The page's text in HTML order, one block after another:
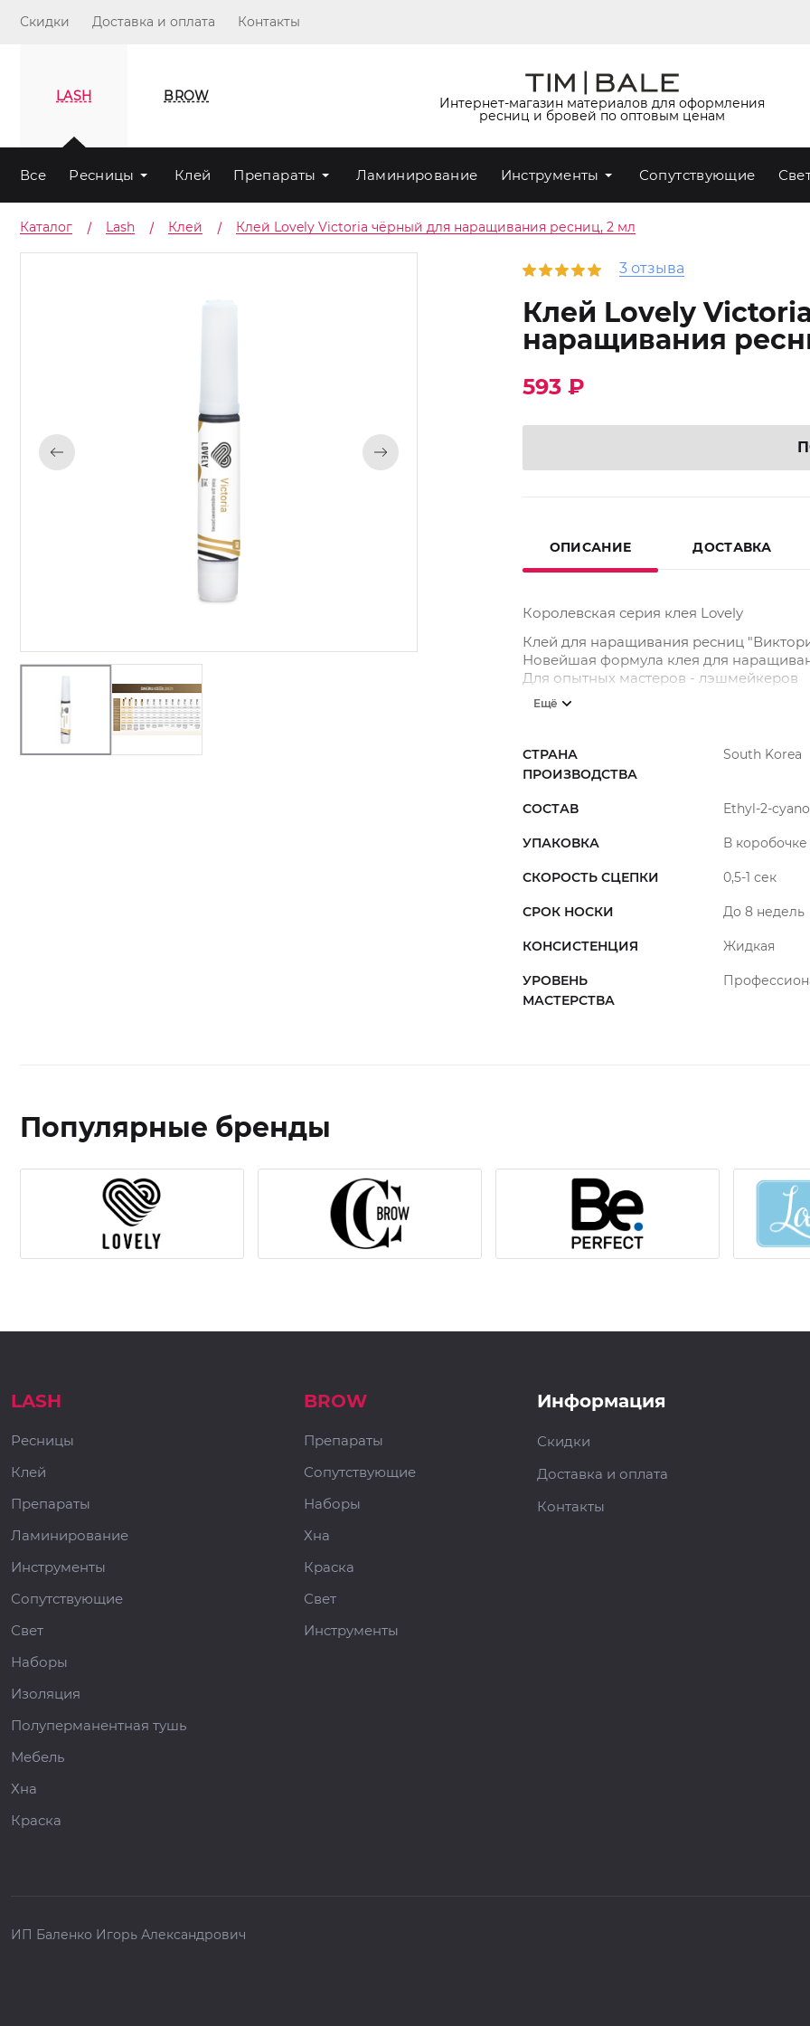
Скидки Доставка и оплата Контакты
LASH BROW Интернет-магазин материалов для оформления
ресниц и бровей по оптовым ценам
Все Ресницы Клей Препараты Ламинирование Инструменты Сопутствующие
Каталог Lash Клей Клей Lovely Victoria чёрный для наращивания ресниц, 2 мл
3 отзыва
Клей Lovely
наращивания
593 ₽
ОПИСАНИЕ ДОСТАВКА
Королевская серия клея Lovely
Клей для наращивания ресниц
Новейшая формула клея для
Для опытных мастеров - лэшмейкеров
Цвет клея может варьироваться от
Меры предосторожности: Избегать
водой, при необходимости обратиться к
Ещё
СТРАНА
ПРОИЗВОДСТВА
South Korea
СОСТАВ Ethyl-2-
УПАКОВКА В коробочке
СКОРОСТЬ СЦЕПКИ 0,5-1 сек
СРОК НОСКИ До 8 недель
КОНСИСТЕНЦИЯ Жидкая
УРОВЕНЬ
МАСТЕРСТВА
Популярные бренды
LASH
Ресницы
Клей
Препараты
Ламинирование
Инструменты
Сопутствующие
Свет
Наборы
Изоляция
Полуперманентная тушь
Мебель
Хна
Краска
BROW
Препараты
Сопутствующие
Наборы
Хна
Краска
Свет
Инструменты
Информация
Скидки
Доставка и оплата
Контакты
ИП Баленко Игорь Александрович